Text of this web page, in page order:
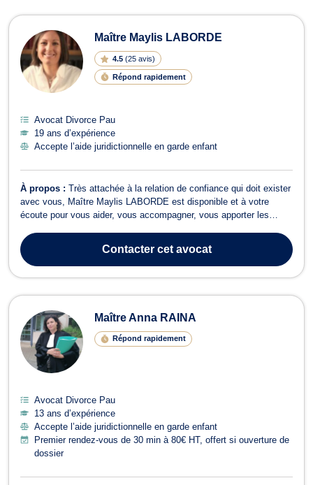
Maître Maylis LABORDE
4.5 (25 avis)
Répond rapidement
Avocat Divorce Pau
19 ans d’expérience
Accepte l’aide juridictionnelle en garde enfant
À propos : Très attachée à la relation de confiance qui doit exister
avec vous, Maître Maylis LABORDE est disponible et à votre
écoute pour vous aider, vous accompagner, vous apporter les
priorité : assurer un suivi personnalisé et une défense efficace, en
toute transparenc...
Contactercet avocat
Maître Anna RAINA
Répond rapidement
Avocat Divorce Pau
13 ans d’expérience
Accepte l’aide juridictionnelle en garde enfant
Premier rendez-vous de 30 min à 80€ HT, offert si ouverture de
dossier